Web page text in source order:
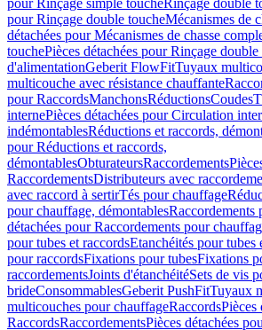
pour Rinçage simple toucheRinçage double
pour Rinçage double toucheMécanismes de
détachées pour Mécanismes de chasse
touchePièces détachées pour Rinçage
d'alimentationGeberit FlowFitTuyaux
multicouche avec résistance chauffante
pour RaccordsManchonsRéductionsCoudes
internePièces détachées pour Circulation
indémontablesRéductions et raccords,
pour Réductions et raccords,
démontablesObturateursRaccordements
RaccordementsDistributeurs avec
avec raccord à sertirTés pour chauffage
pour chauffage, démontablesRaccordements
détachées pour Raccordements pour
pour tubes et raccordsEtanchéités pour tubes
pour raccordsFixations pour tubesFixations
raccordementsJoints d'étanchéitéSets de vis
brideConsommablesGeberit PushFitTuyaux
multicouches pour chauffageRaccordsPièces
RaccordsRaccordementsPièces détachées